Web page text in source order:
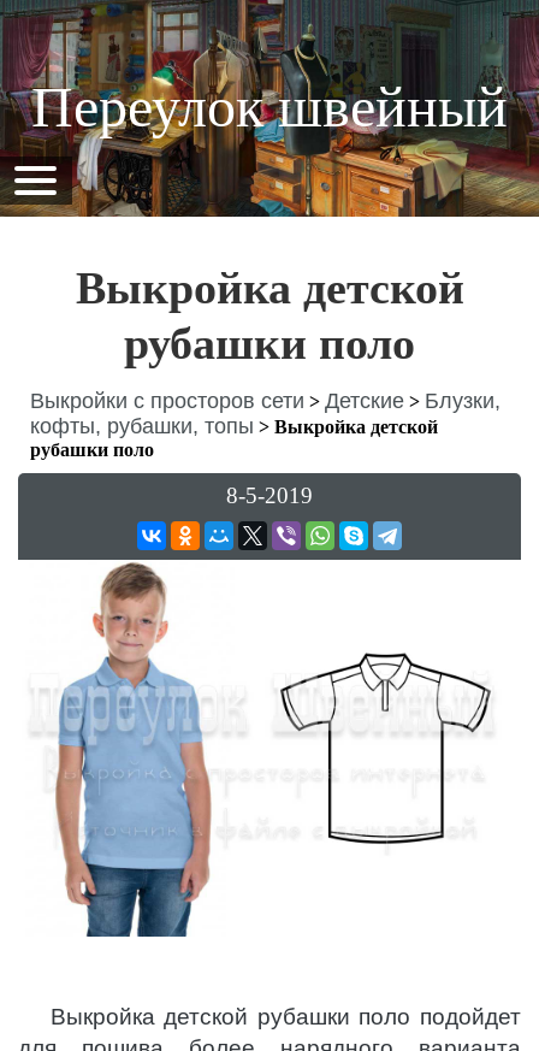
Переулок швейный
Выкройка детской
рубашки поло
Выкройки с просторов сети > Детские > Блузки,
кофты, рубашки, топы > Выкройка детской
рубашки поло
8-5-2019
Выкройка детской рубашки поло подойдет